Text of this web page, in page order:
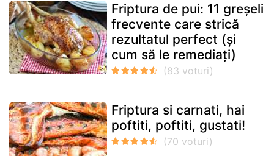
Friptura de pui: 11 greșeli
frecvente care strică
rezultatul perfect (și
cum să le remediați)
Friptura si carnati, hai
poftiti, poftiti, gustati!